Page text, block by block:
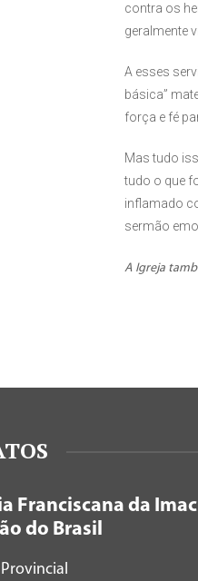
contra os
geralmente
A esses
básica”
força e fé
Mas tudo
tudo o que
inflamado
sermão
A Igreja
Franciscana da
do Brasil